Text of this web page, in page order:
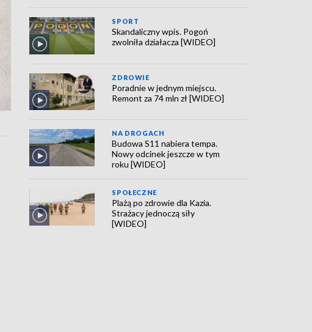
SPORT
Skandaliczny wpis. Pogoń
zwolniła działacza [WIDEO]
ZDROWIE
Poradnie w jednym miejscu.
Remont za 74 mln zł [WIDEO]
NA DROGACH
Budowa S11 nabiera tempa.
Nowy odcinek jeszcze w tym
roku [WIDEO]
SPOŁECZNE
Plażą po zdrowie dla Kazia.
Strażacy jednoczą siły
[WIDEO]